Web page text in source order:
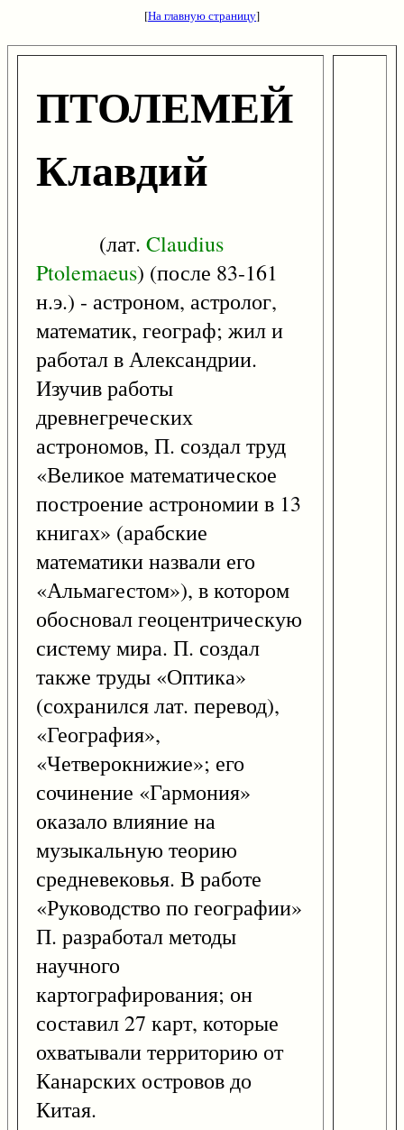
[На главную страницу]
ПТОЛЕМЕЙ
Клавдий
(лат. Claudius
Ptolemaeus) (после 83-161
н.э.) - астроном, астролог,
математик, географ; жил и
работал в Александрии.
Изучив работы
древнегреческих
астрономов, П. создал труд
«Великое математическое
построение астрономии в 13
книгах» (арабские
математики назвали его
«Альмагестом»), в котором
обосновал геоцентрическую
систему мира. П. создал
также труды «Оптика»
(сохранился лат. перевод),
«География»,
«Четверокнижие»; его
сочинение «Гармония»
оказало влияние на
музыкальную теорию
средневековья. В работе
«Руководство по географии»
П. разработал методы
научного
картографирования; он
составил 27 карт, которые
охватывали территорию от
Канарских островов до
Китая.